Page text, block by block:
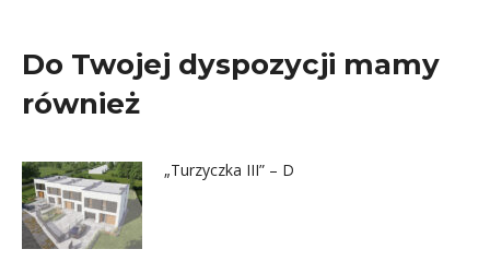
Do Twojej dyspozycji mamy
również
„Turzyczka III” – D